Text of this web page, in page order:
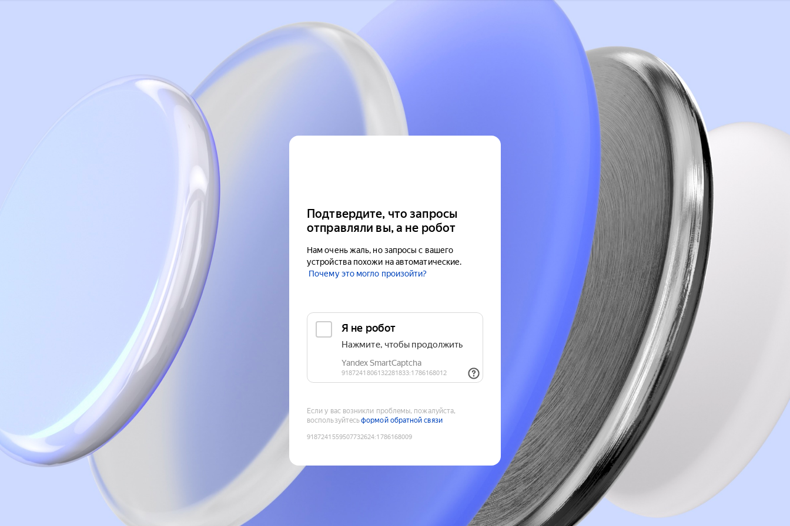
Подтвердите, что запросы
отправляли вы, а не робот
Нам очень жаль, но запросы с вашего
устройства похожи на автоматические.
Почему это могло произойти?
Если у вас возникли проблемы, пожалуйста,
воспользуйтесьформой обратной связи
9187241559507732624:1786168009